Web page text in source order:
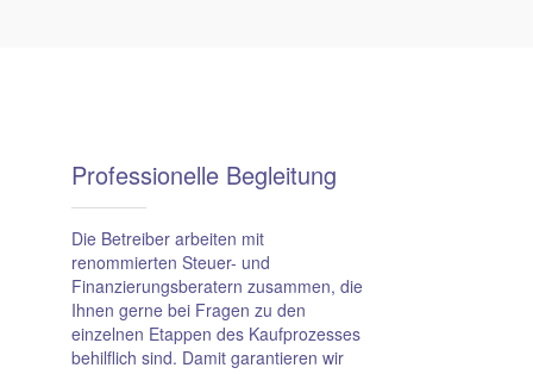
Profess­ionelle Be­gleitung
Die Betreiber arbeiten mit
renommierten Steuer- und
Finanzierungsberatern zusammen, die
Ihnen gerne bei Fragen zu den
einzelnen Etappen des Kaufprozesses
behilflich sind. Damit garantieren wir